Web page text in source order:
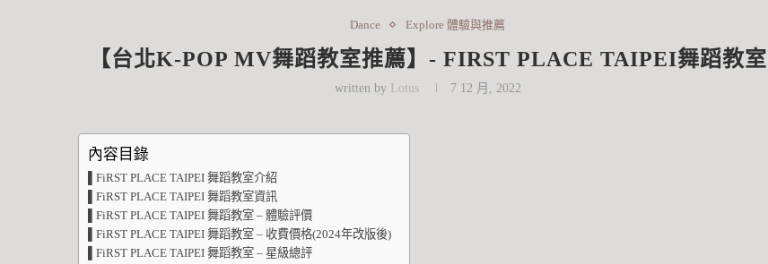
Dance Explore 體驗與推薦
【台北K-POP MV舞蹈教室推薦】- FIRST PLACE TAIPEI舞蹈教室
written by Lotus 7 12 月, 2022
內容目錄
▌FiRST PLACE TAIPEI 舞蹈教室介紹
▌FiRST PLACE TAIPEI 舞蹈教室資訊
▌FiRST PLACE TAIPEI 舞蹈教室 – 體驗評價
▌FiRST PLACE TAIPEI 舞蹈教室 – 收費價格(2024年改版後)
▌FiRST PLACE TAIPEI 舞蹈教室 – 星級總評